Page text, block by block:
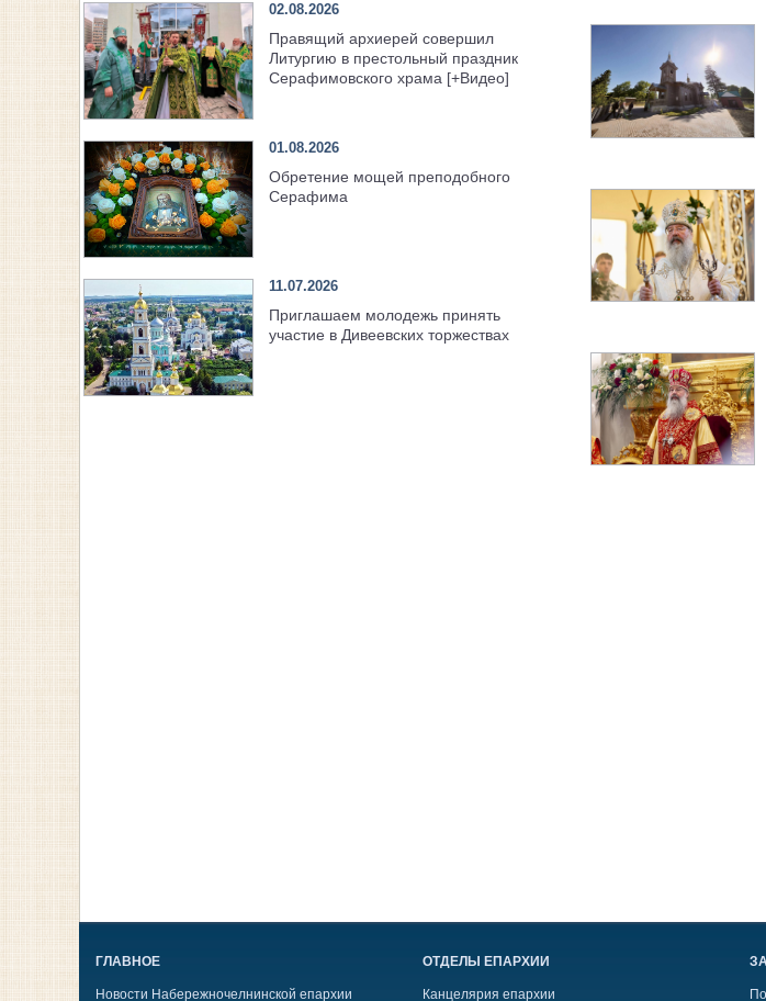
02.08.2026
Правящий архиерей совершил
Литургию в престольный праздник
Серафимовского храма [+Видео]
01.08.2026
Обретение мощей преподобного
Серафима
11.07.2026
Приглашаем молодежь принять
участие в Дивеевских торжествах
ГЛАВНОЕ
Новости Набережночелнинской епархии
ОТДЕЛЫ ЕПАРХИИ
Канцелярия епархии